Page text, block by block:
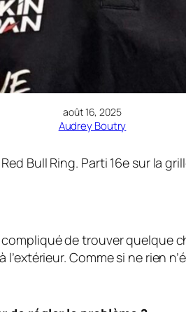
août 16, 2025
Audrey Boutry
Bull Ring. Parti 16e sur la
de trouver quelque
l’extérieur. Comme si ne rien